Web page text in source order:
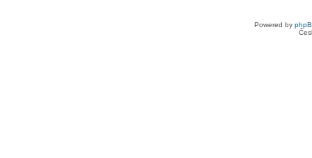
Powered by